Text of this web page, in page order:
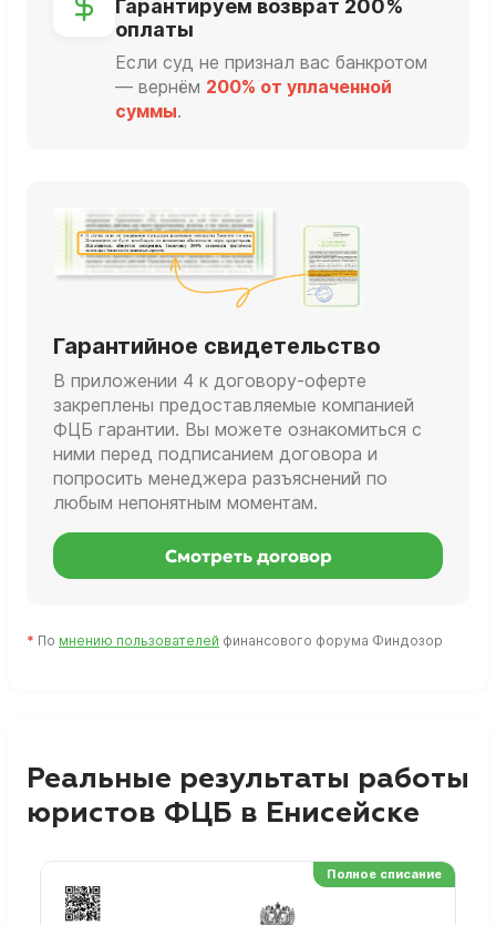
Гарантируем возврат 200%
оплаты
Если суд не признал вас банкротом
— вернём 200% от уплаченной
суммы.
Гарантийное свидетельство
В приложении 4 к договору-оферте
закреплены предоставляемые компанией
ФЦБ гарантии. Вы можете ознакомиться с
ними перед подписанием договора и
попросить менеджера разъяснений по
любым непонятным моментам.
Смотреть договор
* По мнению пользователей финансового форума Финдозор
Реальные результаты работы
юристов ФЦБ в Енисейске
Полное списание